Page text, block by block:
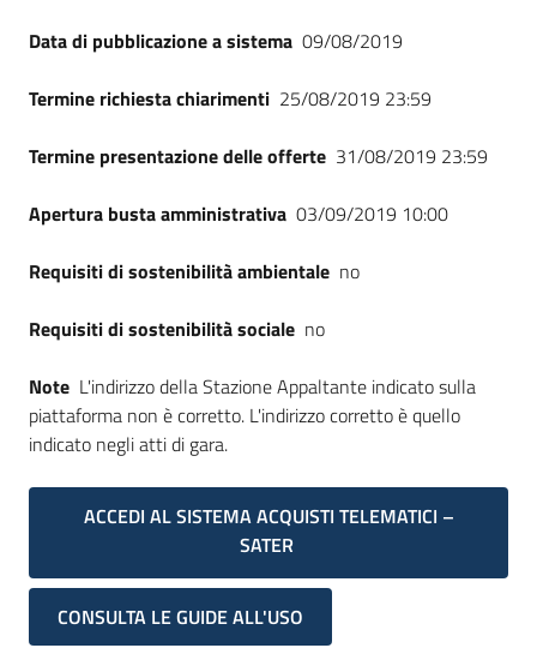
Data di pubblicazione a sistema 09/08/2019
Termine richiesta chiarimenti 25/08/2019 23:59
Termine presentazione delle offerte 31/08/2019 23:59
Apertura busta amministrativa 03/09/2019 10:00
Requisiti di sostenibilità ambientale no
Requisiti di sostenibilità sociale no
Note L'indirizzo della Stazione Appaltante indicato sulla
piattaforma non è corretto. L'indirizzo corretto è quello
indicato negli atti di gara.
ACCEDI AL SISTEMA ACQUISTI TELEMATICI –
SATER
CONSULTA LE GUIDE ALL'USO